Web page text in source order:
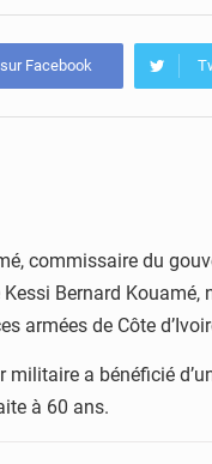
Facebook
commissaire du
Bernard
armées de Côte
a bénéficié
à 60 ans.